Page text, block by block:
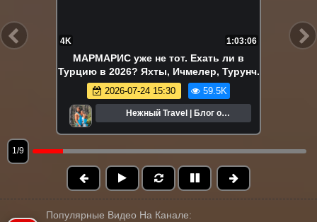
4K 1:03:06
МАРМАРИС уже не тот. Ехать ли в
Турцию в 2026? Яхты, Ичмелер, Турунч.
2026-07-24 15:30 59.5K
Нежный Travel | Блог о
1/9
Популярные Видео На Канале: